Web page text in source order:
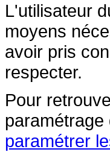
L'utilisateur
moyens
avoir pris
respecter.
Pour
paramétrer